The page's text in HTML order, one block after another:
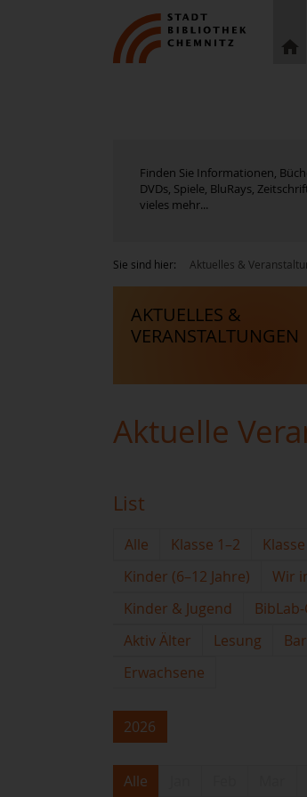
Finden Sie Informationen,
DVDs, Spiele, BluRays,
vieles mehr...
Sie sind hier: Aktuelles &
AKTUELLES &
VERANSTALTUNGEN
Aktuelle
List
Alle Klasse 1–2
Kinder (6–12 Jahre)
Wir
Kinder & Jugend
BibLab-
Aktiv Älter
Lesung
Erwachsene
2026
Alle